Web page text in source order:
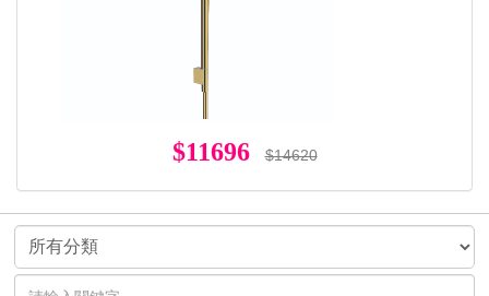
$11696 $14620